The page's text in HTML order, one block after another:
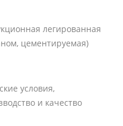
легированная
цементируемая)
условия,
и качество